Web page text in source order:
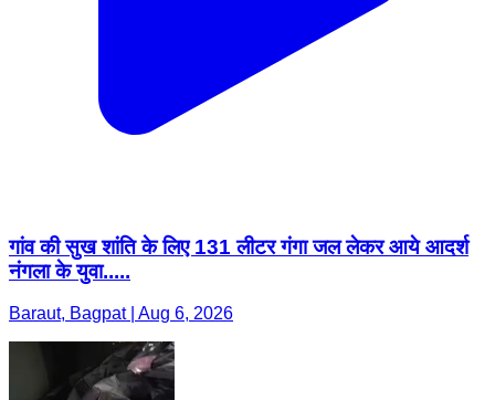
गांव की सुख शांति के लिए 131 लीटर गंगा जल लेकर आये आदर्श
नंगला के युवा.....
Baraut, Bagpat | Aug 6, 2026